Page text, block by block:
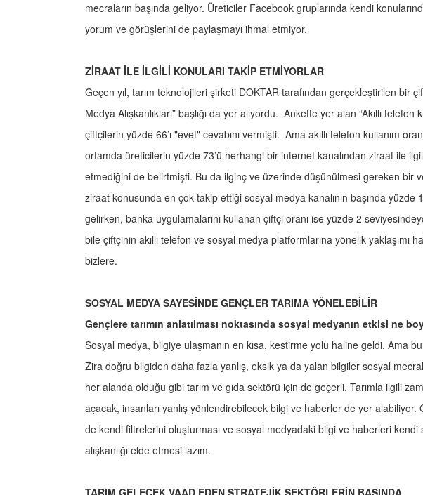
mecraların başında geliyor. Üreticiler Facebook gruplarında kendi
yorum ve görüşlerini de paylaşmayı ihmal etmiyor.
ZİRAAT İLE İLGİLİ KONULARI TAKİP ETMİYORLAR
Geçen yıl, tarım teknolojileri şirketi DOKTAR tarafından gerçekleştirilen bir
Medya Alışkanlıkları” başlığı da yer alıyordu. Ankette yer alan “Akıllı
çiftçilerin yüzde 66’ı "evet" cevabını vermişti. Ama akıllı telefon kullanım
ortamda üreticilerin yüzde 73’ü herhangi bir internet kanalından ziraat ile
etmediğini de belirtmişti. Bu da ilginç ve üzerinde düşünülmesi gereken bir
ziraat konusunda en çok takip ettiği sosyal medya kanalının başında yüzde
gelirken, banka uygulamalarını kullanan çiftçi oranı ise yüzde 2
bile çiftçinin akıllı telefon ve sosyal medya platformlarına yönelik yaklaşımı
bizlere.
SOSYAL MEDYA SAYESİNDE GENÇLER TARIMA YÖNELEBİLİR
Gençlere tarımın anlatılması noktasında sosyal medyanın etkisi ne
Sosyal medya, bilgiye ulaşmanın en kısa, kestirme yolu haline geldi. Ama
Zira doğru bilgiden daha fazla yanlış, eksik ya da yalan bilgiler sosyal
her alanda olduğu gibi tarım ve gıda sektörü için de geçerli. Tarımla ilgili
açacak, insanları yanlış yönlendirebilecek bilgi ve haberler de yer
de kendi filtrelerini oluşturması ve sosyal medyadaki bilgi ve haberleri
alışkanlığı elde etmesi lazım.
TARIM GELECEK VAAD EDEN STRATEJİK SEKTÖRLERİN BAŞINDA